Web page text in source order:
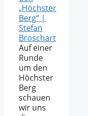
„Höchster
Berg“ |
Stefan
Broschart
Auf einer
Runde
um den
Höchster
Berg
schauen
wir uns